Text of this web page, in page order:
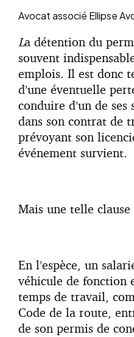
Avocat associé Ellipse
La détention du
souvent
emplois. Il est donc
d’une éventuelle
conduire d’un de
dans son contrat de
prévoyant son
événement survient.
Mais une telle
En l’espèce, un
véhicule de fonction
temps de travail,
Code de la route,
de son permis de